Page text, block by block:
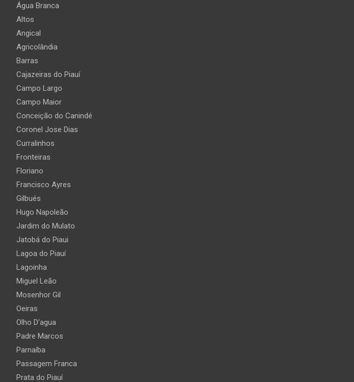
Água Branca
Altos
Angical
Agricolândia
Barras
Cajazeiras do Piauí
Campo Largo
Campo Maior
Conceição do Canindé
Coronel Jose Dias
Curralinhos
Fronteiras
Floriano
Francisco Ayres
Gilbués
Hugo Napoleão
Jardim do Mulato
Jatobá do Piaui
Lagoa do Piauí
Lagoinha
Miguel Leão
Mosenhor Gil
Oeiras
Olho D’agua
Padre Marcos
Parnaíba
Passagem Franca
Prata do Piauí